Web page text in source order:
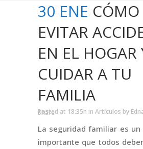
30 ENE CÓMO
EVITAR
EN EL HOGAR
CUIDAR A TU
FAMILIA
Posted at 18:35h in Artículos by
Share
La seguridad familiar es
importante que todos